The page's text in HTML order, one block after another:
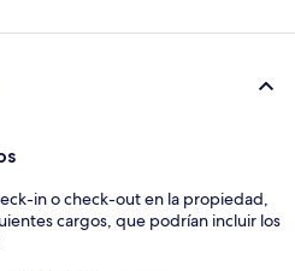
in o check-out en la propiedad,
cargos, que podrían incluir los